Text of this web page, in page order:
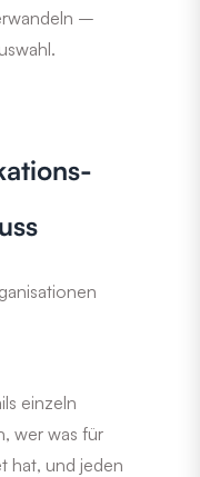
–
einzeln
wer was für
hat, und jeden